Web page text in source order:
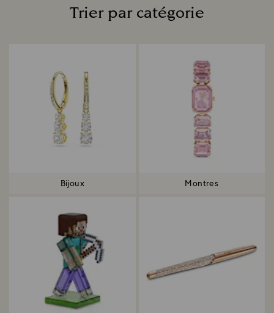
Trier par catégorie
Bijoux Montres